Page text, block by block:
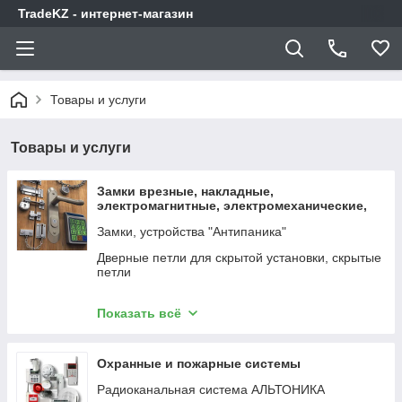
TradeKZ - интернет-магазин
Товары и услуги
Товары и услуги
Замки врезные, накладные,
электромагнитные, электромеханические,
Замки, устройства "Антипаника"
Дверные петли для скрытой установки, скрытые
петли
Показать всё
Охранные и пожарные системы
Радиоканальная система АЛЬТОНИКА